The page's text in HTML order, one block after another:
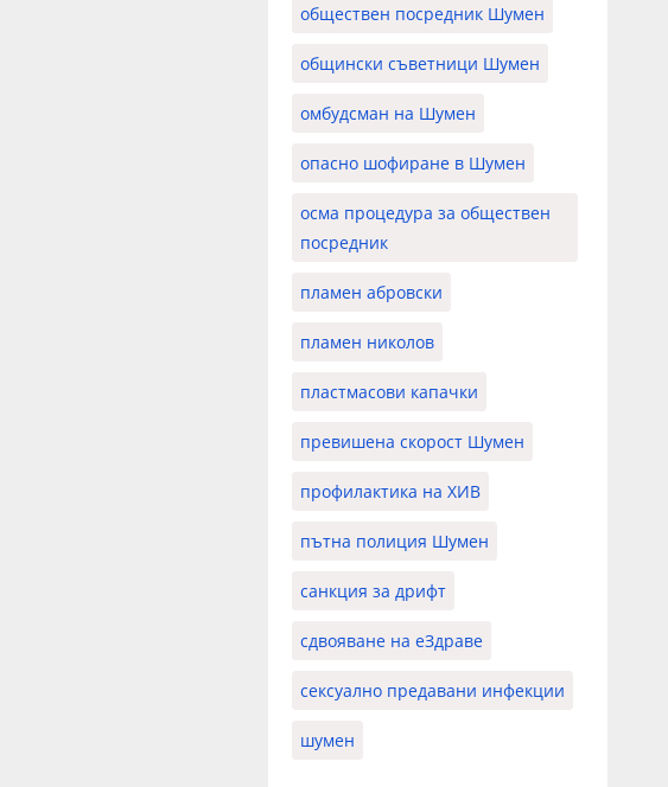
обществен посредник Шумен
общински съветници Шумен
омбудсман на Шумен
опасно шофиране в Шумен
осма процедура за обществен
посредник
пламен абровски
пламен николов
пластмасови капачки
превишена скорост Шумен
профилактика на ХИВ
пътна полиция Шумен
санкция за дрифт
сдвояване на еЗдраве
сексуално предавани инфекции
шумен